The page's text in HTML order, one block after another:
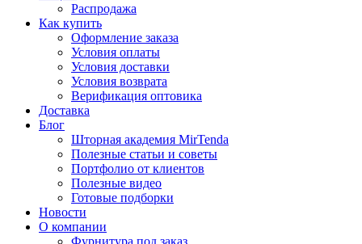
Распродажа
Как купить
Оформление заказа
Условия оплаты
Условия доставки
Условия возврата
Верификация оптовика
Доставка
Блог
Шторная академия MirTenda
Полезные статьи и советы
Портфолио от клиентов
Полезные видео
Готовые подборки
Новости
О компании
Фурнитура под заказ